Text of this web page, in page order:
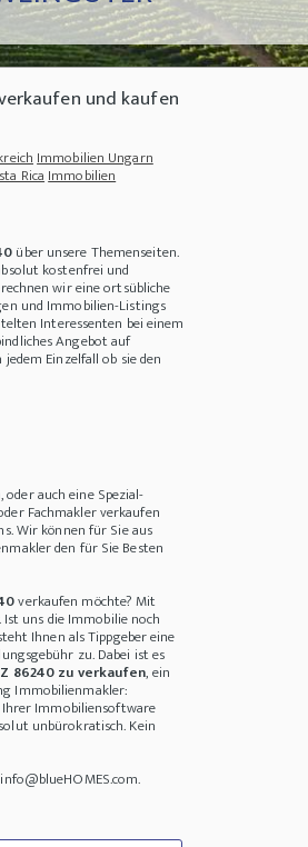
+++Anlageimmobilien - Risiken und Chancen
und kaufen
Immobilien Ungarn
RicaImmobilien
über unsere Themenseiten.
kostenfrei und
wir eine ortsübliche
und Immobilien-Listings
Interessenten bei einem
Angebot auf
Einzelfall ob sie den
oder auch eine Spezial-
Fachmakler verkaufen
Wir können für Sie aus
den für Sie Besten
verkaufen möchte? Mit
uns die Immobilie noch
Ihnen als Tippgeber eine
zu. Dabei ist es
86240 zu verkaufen, ein
Immobilienmakler:
Immobiliensoftware
unbürokratisch. Kein